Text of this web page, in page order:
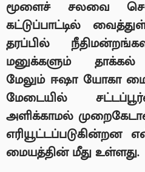
மூளைச் சலவை
கட்டுப்பாட்டில்
தரப்பில்
மனுக்களும்
மேலும் ஈஷா யோகா
மேடையில்
அளிக்காமல்
எரியூட்டப்படுகின்றன
மையத்தின் மீது உள்ளது.